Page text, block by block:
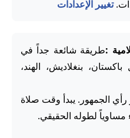
تغيير الإعدادات
:طريقة شائعة جداً في
بنغلاديش، الهند،
رأي الجمهور. يبدأ وقت صلاة
لطوله الحقيقي.